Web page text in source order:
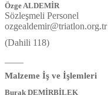
Özge ALDEMİR
Sözleşmeli Personel
ozgealdemir@triatlon.org.tr
(Dahili 118)
Malzeme İş ve İşlemleri
Burak DEMİRBİLEK